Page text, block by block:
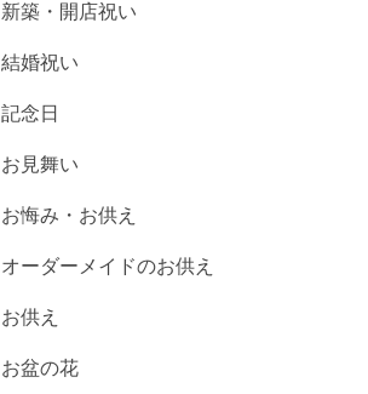
新築・開店祝い
結婚祝い
記念日
お見舞い
お悔み・お供え
オーダーメイドのお供え
お供え
お盆の花